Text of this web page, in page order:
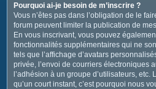
Pourquoi ai-je besoin de m’inscrire ?
Vous n’êtes pas dans l’obligation de le
forum peuvent limiter la publication de
En vous inscrivant, vous pouvez
fonctionnalités supplémentaires qui ne
tels que l’affichage d’avatars
privée, l’envoi de courriers électroniques
l’adhésion à un groupe d’utilisateurs, etc.
qu’un court instant, c’est pourquoi nous